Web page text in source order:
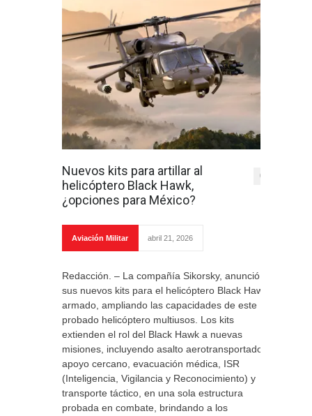
Nuevos kits para artillar al
helicóptero Black Hawk,
¿opciones para México?
0
Aviación Militar abril 21, 2026
Redacción. – La compañía Sikorsky, anunció
sus nuevos kits para el helicóptero Black Hawk
armado, ampliando las capacidades de este
probado helicóptero multiusos. Los kits
extienden el rol del Black Hawk a nuevas
misiones, incluyendo asalto aerotransportado,
apoyo cercano, evacuación médica, ISR
(Inteligencia, Vigilancia y Reconocimiento) y
transporte táctico, en una sola estructura
probada en combate, brindando a los